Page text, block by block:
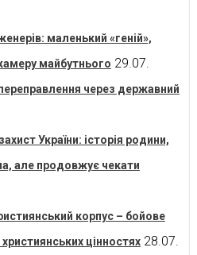
маленький «геній»,
майбутнього 29.07.
через державний
України: історія родини,
але продовжує чекати
корпус – бойове
цінностях 28.07.